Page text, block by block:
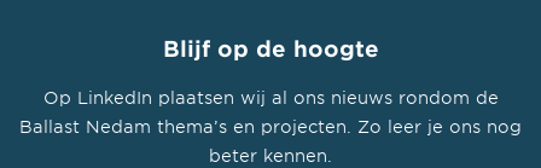
Blijf op de hoogte
Op LinkedIn plaatsen wij al ons nieuws rondom de
Ballast Nedam thema’s en projecten. Zo leer je ons nog
beter kennen.